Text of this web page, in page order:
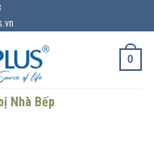
0
Nhà Bếp